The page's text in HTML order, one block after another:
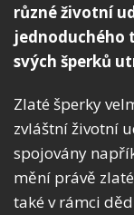
různé životní
jednoduchého
svých šperků
Zlaté šperky
zvláštní životní
spojovány
mění právě
také v rámci